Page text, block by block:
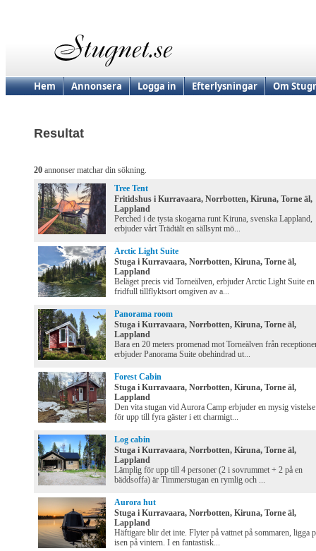
Hem Annonsera Logga in Efterlysningar Om
Resultat
20 annonser matchar din sökning.
Tree Tent
Fritidshus i Kurravaara, Norrbotten, Kiruna, Torne äl,
Lappland
Perched i de tysta skogarna runt Kiruna, svenska Lappland,
erbjuder vårt Trädtält en sällsynt mö...
Arctic Light Suite
Stuga i Kurravaara, Norrbotten, Kiruna, Torne äl,
Lappland
Beläget precis vid Torneälven, erbjuder Arctic Light Suite en
fridfull tillflyktsort omgiven av a...
Panorama room
Stuga i Kurravaara, Norrbotten, Kiruna, Torne äl,
Lappland
Bara en 20 meters promenad mot Torneälven från
erbjuder Panorama Suite obehindrad ut...
Forest Cabin
Stuga i Kurravaara, Norrbotten, Kiruna, Torne äl,
Lappland
Den vita stugan vid Aurora Camp erbjuder en mysig vistelse
för upp till fyra gäster i ett charmigt...
Log cabin
Stuga i Kurravaara, Norrbotten, Kiruna, Torne äl,
Lappland
Lämplig för upp till 4 personer (2 i sovrummet + 2 på en
bäddsoffa) är Timmerstugan en rymlig och ...
Aurora hut
Stuga i Kurravaara, Norrbotten, Kiruna, Torne äl,
Lappland
Häftigare blir det inte. Flyter på vattnet på sommaren, ligga
isen på vintern. I en fantastisk...